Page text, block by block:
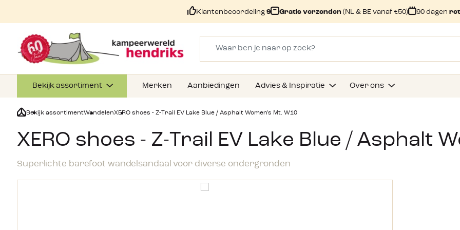
Klantenbeoordeling 9 Gratis verzenden (NL & BE vanaf €50) 90 dagen
Bekijk assortiment Merken Aanbiedingen Advies & Inspiratie Over ons
Bekijk assortimentWandelenXERO shoes - Z-Trail EV Lake Blue / Asphalt Women's Mt. W10
XERO shoes - Z-Trail EV Lake Blue / Asphalt
Superlichte barefoot wandelsandaal voor diverse ondergronden